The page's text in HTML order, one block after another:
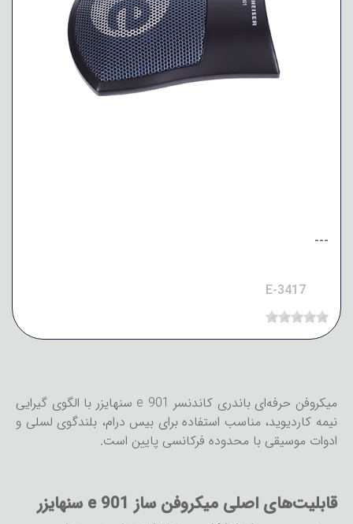
---
E-3417
میکروفن حرفه‌ای باندری کاندنسر e 901 سنهایزر با الگوی گیرایی
نیمه کاردیوید، مناسب استفاده برای بیس درام، بلندگوی لسلی و
ادوات موسیقی با محدوده فرکانسی پایین است.
قابلیت‌های اصلی میکروفن ساز e 901 سنهایزر